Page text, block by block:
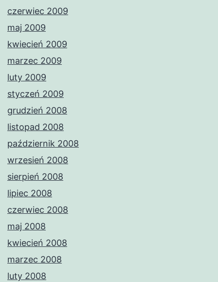
czerwiec 2009
maj 2009
kwiecień 2009
marzec 2009
luty 2009
styczeń 2009
grudzień 2008
listopad 2008
październik 2008
wrzesień 2008
sierpień 2008
lipiec 2008
czerwiec 2008
maj 2008
kwiecień 2008
marzec 2008
luty 2008